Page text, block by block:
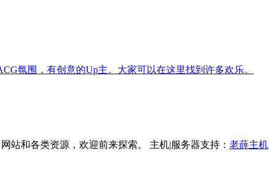
氛围，有创意的Up主。大家可以在这里找到许多欢乐。
站和各类资源，欢迎前来探索。 主机|服务器支持： 老薛主机